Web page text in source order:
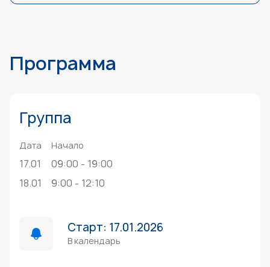
Программа
Группа
Дата Начало
17.01
09:00 - 19:00
18.01
9:00 - 12:10
Старт: 17.01.2026
В календарь